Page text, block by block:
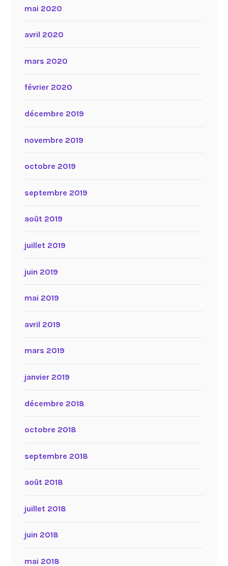
mai 2020
avril 2020
mars 2020
février 2020
décembre 2019
novembre 2019
octobre 2019
septembre 2019
août 2019
juillet 2019
juin 2019
mai 2019
avril 2019
mars 2019
janvier 2019
décembre 2018
octobre 2018
septembre 2018
août 2018
juillet 2018
juin 2018
mai 2018